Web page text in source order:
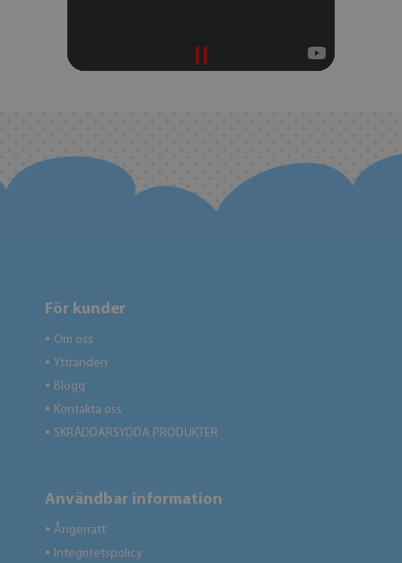
För kunder
● Om oss
● Yttranden
● Blogg
● Kontakta oss
● SKRÄDDARSYDDA PRODUKTER
Användbar information
● Ångerrätt
● Integritetspolicy